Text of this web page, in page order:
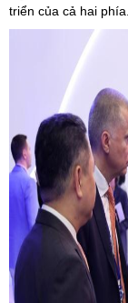
triển của cả hai phía.